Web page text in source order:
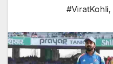
#ViratKohli,